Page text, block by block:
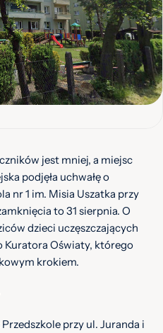
jest mniej, a miejsc
podjęła uchwałę o
nr 1 im. Misia Uszatka przy
to 31 sierpnia. O
dzieci uczęszczających
Kuratora Oświaty, którego
krokiem.
przy ul. Juranda i